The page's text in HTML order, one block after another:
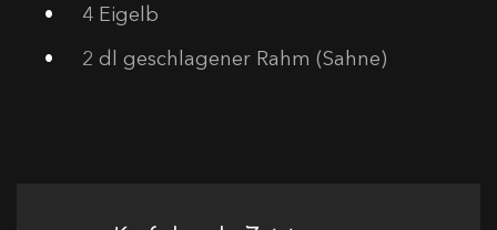
4 Eigelb
2 dl geschlagener Rahm (Sahne)